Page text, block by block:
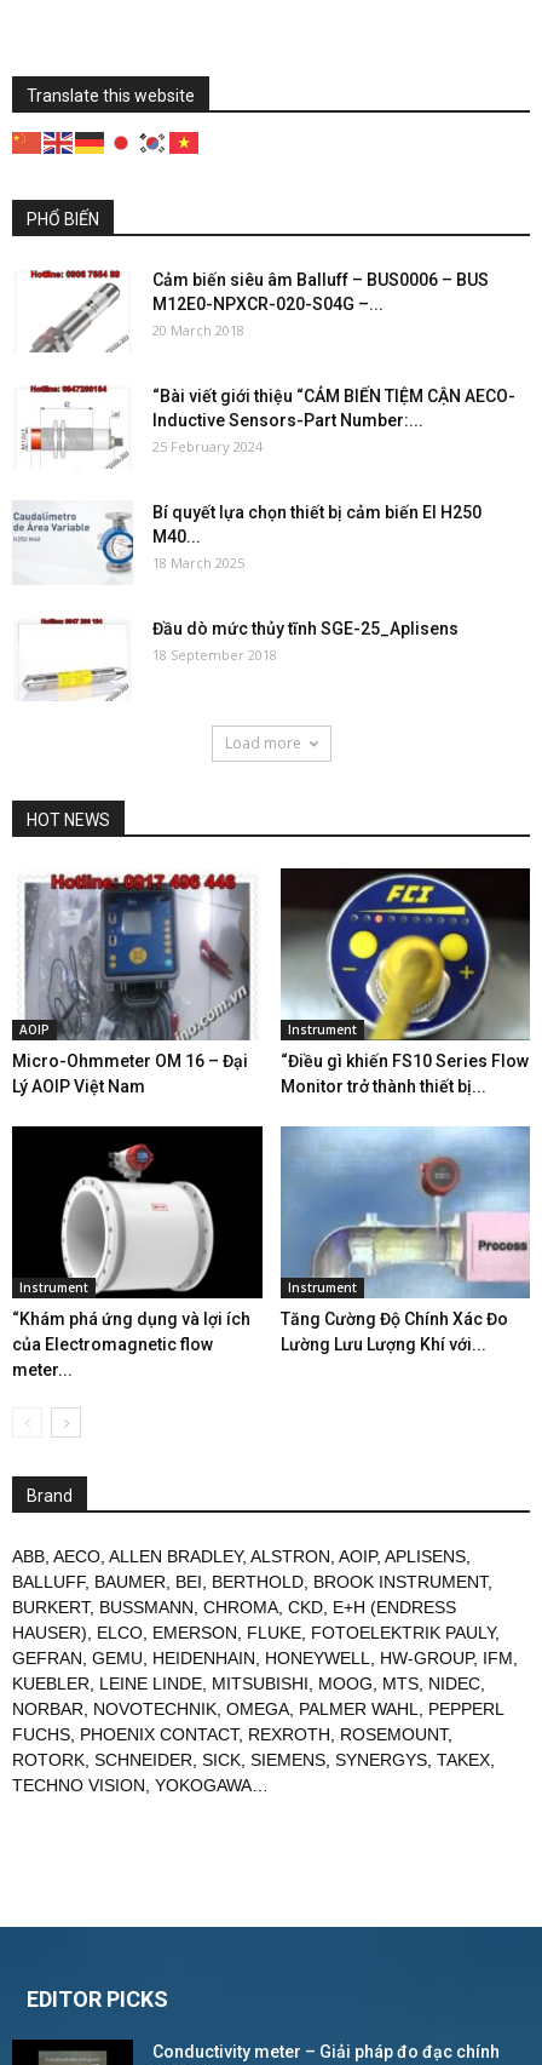
Translate this website
PHỔ BIẾN
Cảm biến siêu âm Balluff – BUS0006 – BUS
M12E0-NPXCR-020-S04G –...
20 March 2018
“Bài viết giới thiệu “CẢM BIẾN TIỆM CẬN AECO-
Inductive Sensors-Part Number:...
25 February 2024
Bí quyết lựa chọn thiết bị cảm biến El H250
M40...
18 March 2025
Đầu dò mức thủy tĩnh SGE-25_Aplisens
18 September 2018
Load more
HOT NEWS
AOIP
Micro-Ohmmeter OM 16 – Đại
Lý AOIP Việt Nam
Instrument
“Điều gì khiến FS10 Series Flow
Monitor trở thành thiết bị...
Instrument
“Khám phá ứng dụng và lợi ích
của Electromagnetic flow
meter...
Instrument
Tăng Cường Độ Chính Xác Đo
Lường Lưu Lượng Khí với...
Brand
ABB, AECO, ALLEN BRADLEY, ALSTRON, AOIP, APLISENS,
BALLUFF, BAUMER, BEI, BERTHOLD, BROOK INSTRUMENT,
BURKERT, BUSSMANN, CHROMA, CKD, E+H (ENDRESS
HAUSER), ELCO, EMERSON, FLUKE, FOTOELEKTRIK PAULY,
GEFRAN, GEMU, HEIDENHAIN, HONEYWELL, HW-GROUP, IFM,
KUEBLER, LEINE LINDE, MITSUBISHI, MOOG, MTS, NIDEC,
NORBAR, NOVOTECHNIK, OMEGA, PALMER WAHL, PEPPERL
FUCHS, PHOENIX CONTACT, REXROTH, ROSEMOUNT,
ROTORK, SCHNEIDER, SICK, SIEMENS, SYNERGYS, TAKEX,
TECHNO VISION, YOKOGAWA…
EDITOR PICKS
Conductivity meter – Giải pháp đo đạc chính